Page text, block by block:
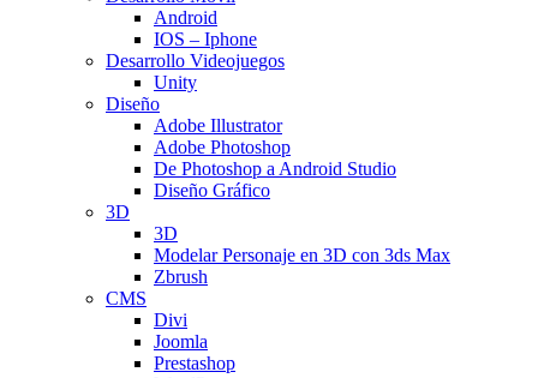
Android
IOS – Iphone
Desarrollo Videojuegos
Unity
Diseño
Adobe Illustrator
Adobe Photoshop
De Photoshop a Android Studio
Diseño Gráfico
3D
3D
Modelar Personaje en 3D con 3ds Max
Zbrush
CMS
Divi
Joomla
Prestashop